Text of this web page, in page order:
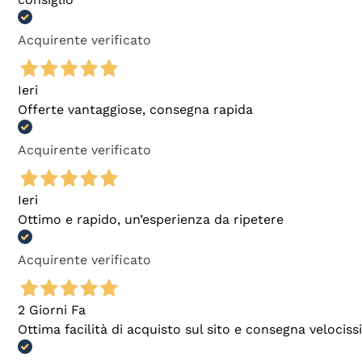
Acquirente verificato
Ieri
Offerte vantaggiose, consegna rapida
Acquirente verificato
Ieri
Ottimo e rapido, un’esperienza da ripetere
Acquirente verificato
2 Giorni Fa
Ottima facilità di acquisto sul sito e consegna